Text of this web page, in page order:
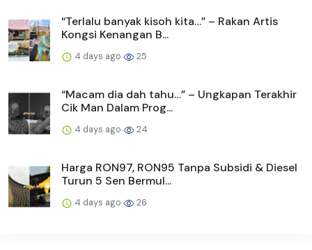
“Terlalu banyak kisoh kita…” – Rakan Artis
Kongsi Kenangan B...
4 days ago 25
“Macam dia dah tahu…” – Ungkapan Terakhir
Cik Man Dalam Prog...
4 days ago 24
Harga RON97, RON95 Tanpa Subsidi & Diesel
Turun 5 Sen Bermul...
4 days ago 26